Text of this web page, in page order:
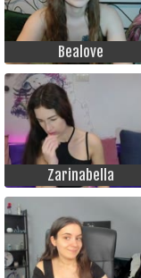
Bealove
Zarinabella